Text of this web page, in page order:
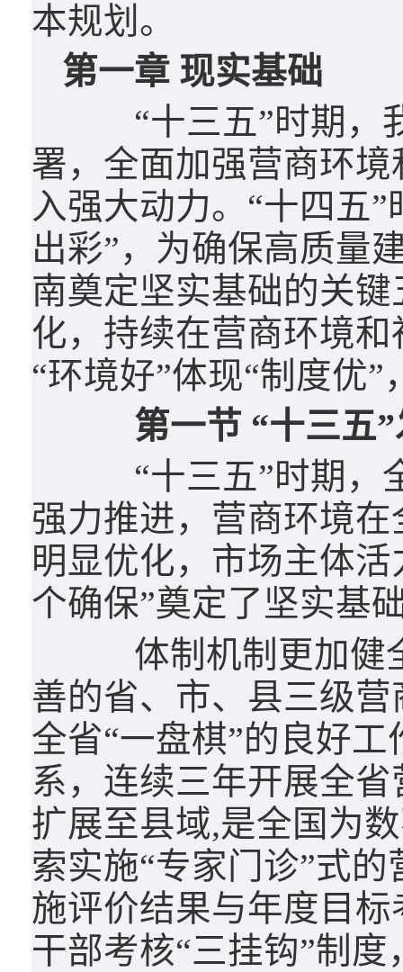
本规划。
第一章 现实基础
“十三五”时期，我
署，全面加强营商环
入强大动力。“十四五
出彩”，为确保高质量
南奠定坚实基础的关
化，持续在营商环境
“环境好”体现“制度优”
第一节 “十三五
“十三五”时期，全
强力推进，营商环境
明显优化，市场主体
个确保”奠定了坚实基
体制机制更加健全
善的省、市、县三级
全省“一盘棋”的良好
系，连续三年开展全
扩展至县域,是全国为
索实施“专家门诊”式
施评价结果与年度目
干部考核“三挂钩”制